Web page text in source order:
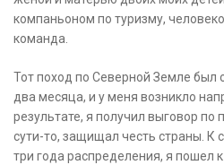
компаньоном по туризму,
команда.
Тот поход по Северной Земле был
два месяца, и у меня возникло
результате, я получил выговор по
сути-то, защищал честь страны. К
три года распределения, я пошел